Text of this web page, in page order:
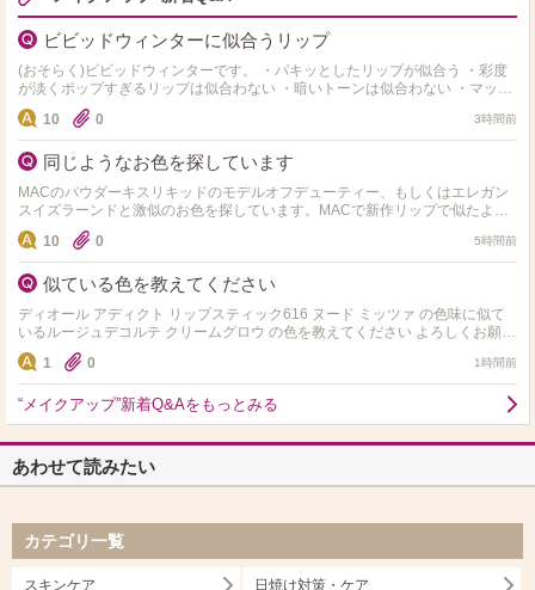
ビビッドウィンターに似合うリップ
(おそらく)ビビッドウィンターです。 ・パキッとしたリップが似合う ・彩度
が淡くポップすぎるリップは似合わない ・暗いトーンは似合わない ・マット
でのっぺり重たいものよりも透け感があり立体…
10 0 3時間前
同じようなお色を探しています
MACのパウダーキスリキッドのモデルオフデューティー、もしくはエレガン
スイズラーンドと激似のお色を探しています。MACで新作リップで似たよう
なお色を店頭でご紹介いただき購入したのですが微妙に違って…
10 0 5時間前
似ている色を教えてください
ディオール アディクト リップスティック616 ヌード ミッツァ の色味に似て
いるルージュデコルテ クリームグロウ の色を教えてください よろしくお願い
します！
1 0 1時間前
“メイクアップ”新着Q&Aをもっとみる
あわせて読みたい
カテゴリ一覧
スキンケア 日焼け対策・ケア